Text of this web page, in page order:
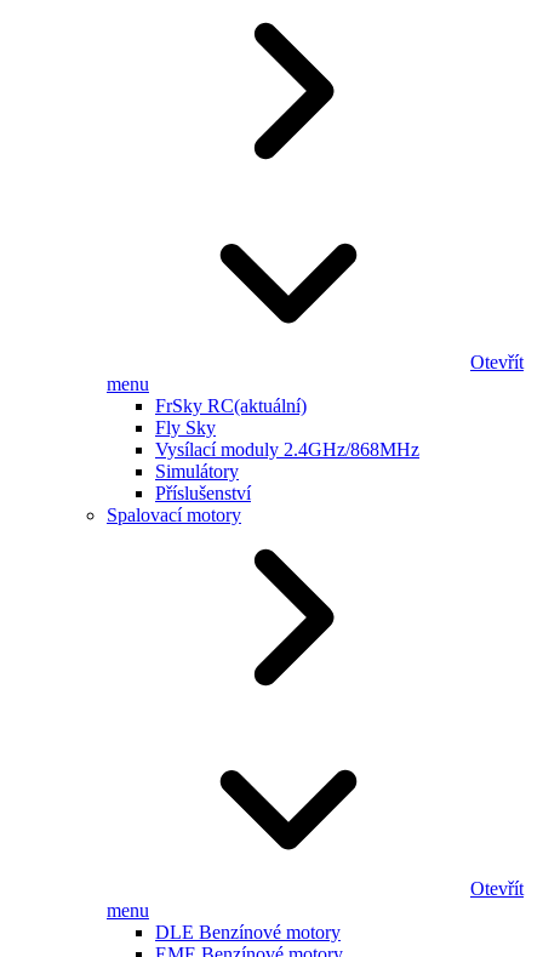
Otevřít
menu
FrSky RC(aktuální)
Fly Sky
Vysílací moduly 2.4GHz/868MHz
Simulátory
Příslušenství
Spalovací motory
Otevřít
menu
DLE Benzínové motory